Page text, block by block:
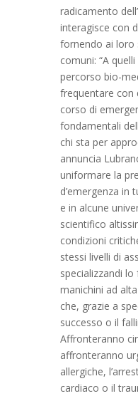
radicamento
interagisce con
fornendo ai loro
comuni: “A
percorso bio-
frequentare con
corso di
fondamentali
chi sta per
annuncia
uniformare la
d’emergenza
e in alcune
scientifico
condizioni
stessi livelli di
specializzandi
manichini ad
che, grazie a
successo o il
Affronteranno
affronteranno
allergiche,
cardiaco o il